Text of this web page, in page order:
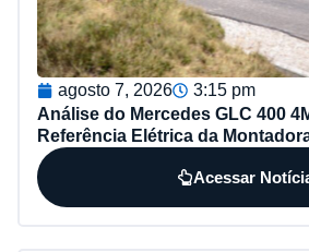
agosto 7, 2026
3:15 pm
Análise do Mercedes GLC 400
Referência Elétrica da
Acessar